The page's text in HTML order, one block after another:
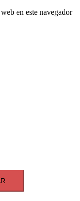
en este navegador